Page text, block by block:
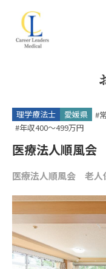
理学療法士 愛媛県 #
#年収400〜499万円
医療法人順風
医療法人順風会 老